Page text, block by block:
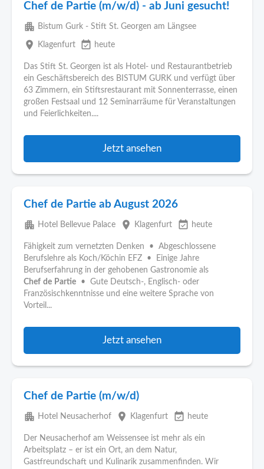
Chef de Partie (m/w/d) - ab Juni gesucht!
apartment Bistum Gurk - Stift St. Georgen am Längsee
place Klagenfurt event_available heute
Das Stift St. Georgen ist als Hotel- und Restaurantbetrieb
ein Geschäftsbereich des BISTUM GURK und verfügt über
63 Zimmern, ein Stiftsrestaurant mit Sonnenterrasse, einen
großen Festsaal und 12 Seminarräume für Veranstaltungen
und Feierlichkeiten....
Jetzt ansehen
Chef de Partie ab August 2026
apartment Hotel Bellevue Palace place Klagenfurt event_available heute
Fähigkeit zum vernetzten Denken • Abgeschlossene
Berufslehre als Koch/Köchin EFZ • Einige Jahre
Berufserfahrung in der gehobenen Gastronomie als
Chef de Partie • Gute Deutsch-, Englisch- oder
Französischkenntnisse und eine weitere Sprache von
Vorteil...
Jetzt ansehen
Chef de Partie (m/w/d)
apartment Hotel Neusacherhof place Klagenfurt event_available heute
Der Neusacherhof am Weissensee ist mehr als ein
Arbeitsplatz – er ist ein Ort, an dem Natur,
Gastfreundschaft und Kulinarik zusammenfinden. Wir